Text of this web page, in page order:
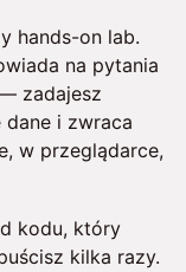
hands-on lab.
na pytania
zadajesz
dane i zwraca
w przeglądarce,
kodu, który
kilka razy.